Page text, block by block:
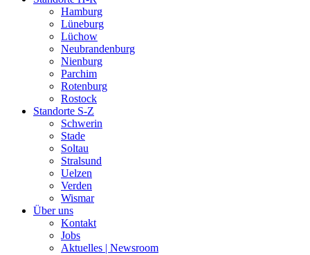
Hamburg
Lüneburg
Lüchow
Neubrandenburg
Nienburg
Parchim
Rotenburg
Rostock
Standorte S-Z
Schwerin
Stade
Soltau
Stralsund
Uelzen
Verden
Wismar
Über uns
Kontakt
Jobs
Aktuelles | Newsroom